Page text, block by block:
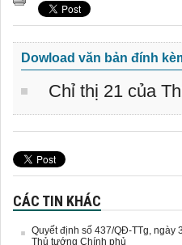
Dowload văn bản đính
Chỉ thị 21 của
CÁC TIN KHÁC
Quyết định số 437/QĐ-TTg, ngày
Thủ tướng Chính phủ